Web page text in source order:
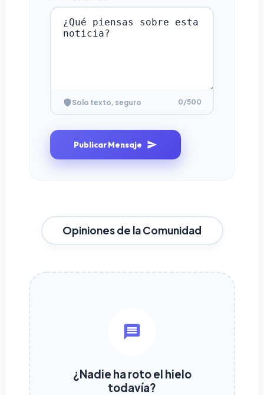
Solo texto, seguro 0/500
Publicar Mensaje
Opiniones de la Comunidad
¿Nadie ha roto el hielo
todavía?